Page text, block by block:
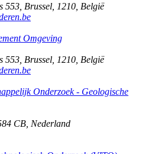
553 Brussel 1210 België
Omgeving
553 Brussel 1210 België
Onderzoek - Geologische
CB Nederland